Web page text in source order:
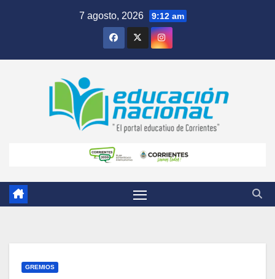
7 agosto, 2026 9:12 am
GREMIOS